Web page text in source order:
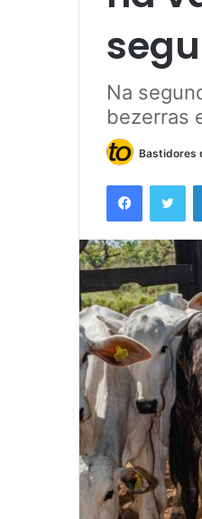
Na
bezerras
Bastidores